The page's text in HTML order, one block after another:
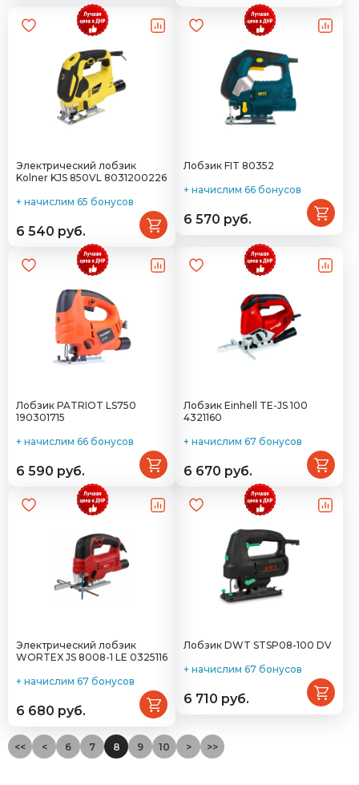
Электрический лобзик
Kolner KJS 850VL 8031200226
+ начислим 65 бонусов
6 540 руб.
Лобзик FIT 80352
+ начислим 66 бонусов
6 570 руб.
Лобзик PATRIOT LS750
190301715
+ начислим 66 бонусов
6 590 руб.
Лобзик Einhell TE-JS 100
4321160
+ начислим 67 бонусов
6 670 руб.
Электрический лобзик
WORTEX JS 8008-1 LE 0325116
+ начислим 67 бонусов
6 680 руб.
Лобзик DWT STSP08-100 DV
+ начислим 67 бонусов
6 710 руб.
<< < 6 7 8 9 10 > >>